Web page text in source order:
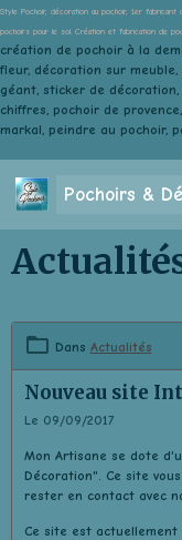
Style Pochoir, décoration au pochoir, 1er
pochoirs pour le sol. Création et fabrication de
création de pochoir à la
fleur, décoration sur
géant, sticker de
chiffres, pochoir de
markal, peindre au pochoir,
Pochoirs &
Dans Actualités
Nouveau site
Le 09/09/2017
Mon Artisane se dote
Décoration". Ce site
rester en contact avec
Ce site est